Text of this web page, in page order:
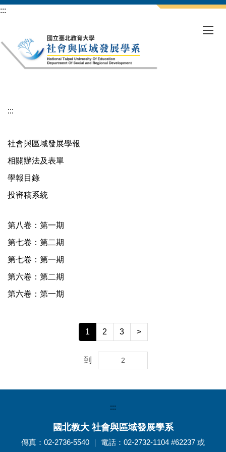
跳
要
內
:::
:::
社會與區域發展學報
相關辦法及表單
學報目錄
投審稿系統
第八卷：第一期
第七卷：第二期
第七卷：第一期
第六卷：第二期
第六卷：第一期
1 2 3 >
到
:::
國北教大 社會與區域發展學系
傳真：02-2736-5540 ｜ 電話：02-2732-1104 #62237 或